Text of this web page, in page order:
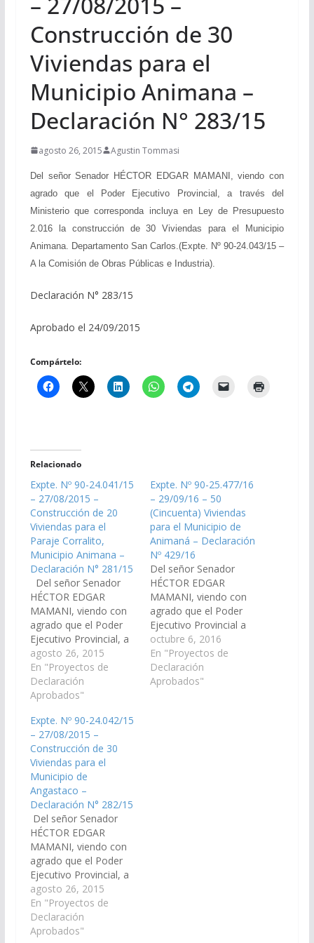
Construcción de 30
Viviendas para el
Municipio Animana –
Declaración N° 283/15
agosto 26, 2015 Agustin Tommasi
Del señor Senador HÉCTOR EDGAR MAMANI, viendo con
agrado que el Poder Ejecutivo Provincial, a través del
Ministerio que corresponda incluya en Ley de Presupuesto
2.016 la construcción de 30 Viviendas para el Municipio
Animana. Departamento San Carlos.(Expte. Nº 90-24.043/15 –
A la Comisión de Obras Públicas e Industria).
Declaración N° 283/15
Aprobado el 24/09/2015
Compártelo:
Relacionado
Expte. Nº 90-24.041/15
– 27/08/2015 –
Construcción de 20
Viviendas para el
Paraje Corralito,
Municipio Animana –
Declaración N° 281/15
Del señor Senador
HÉCTOR EDGAR
MAMANI, viendo con
agrado que el Poder
Ejecutivo Provincial, a
través del Ministerio
que corresponda
incluya en Ley de
Presupuesto 2.016 la
Viviendas para el
Paraje Corralito,
Municipio Animana,
Departamento San
Carlos (Expte. Nº 90-
24.041/15 – A la
Comisión de Obras…
agosto 26, 2015
En "Proyectos de
Declaración
Aprobados"
Expte. Nº 90-25.477/16
– 29/09/16 – 50
(Cincuenta) Viviendas
para el Municipio de
Animaná – Declaración
Nº 429/16
Del señor Senador
HÉCTOR EDGAR
MAMANI, viendo con
agrado que el Poder
Ejecutivo Provincial a
través del Instituto
Provincial de la
Vivienda (I.P.V.) incluya
en Ley de Presupuesto
octubre 6, 2016
En "Proyectos de
Declaración
Aprobados"
Expte. Nº 90-24.042/15
– 27/08/2015 –
Construcción de 30
Viviendas para el
Municipio de
Angastaco –
Declaración N° 282/15
Del señor Senador
HÉCTOR EDGAR
MAMANI, viendo con
agrado que el Poder
Ejecutivo Provincial, a
través del Ministerio
que corresponda
incluya en Ley de
Presupuesto 2.016 la
agosto 26, 2015
En "Proyectos de
Declaración
Aprobados"